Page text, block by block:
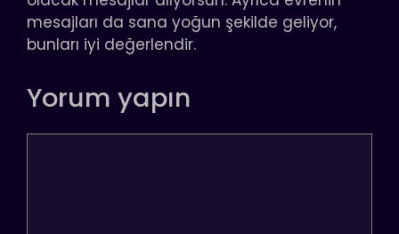
mesajları da sana yoğun şekilde geliyor,
bunları iyi değerlendir.
Yorum yapın